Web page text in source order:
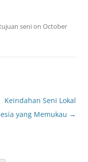
senion October
Keindahan Seni Lokal
yang Memukau →